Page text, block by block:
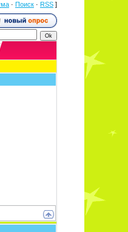
· Поиск · RSS ]